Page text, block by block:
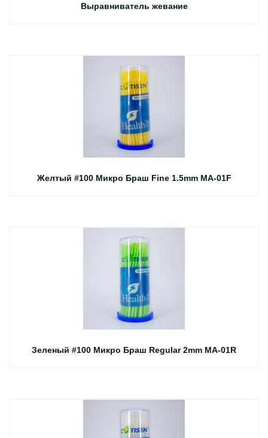
Выравниватель жевание
Желтый #100 Микро Браш Fine 1.5mm MA-01F
Зеленый #100 Микро Браш Regular 2mm MA-01R